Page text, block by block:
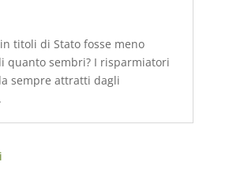
titoli di Stato fosse meno
quanto sembri? I risparmiatori
sempre attratti dagli